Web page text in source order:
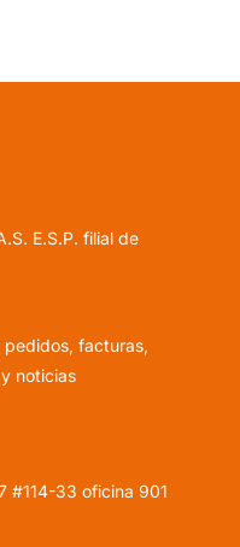
E.S.P. filial de
pedidos, facturas,
noticias
#114-33 oficina 901